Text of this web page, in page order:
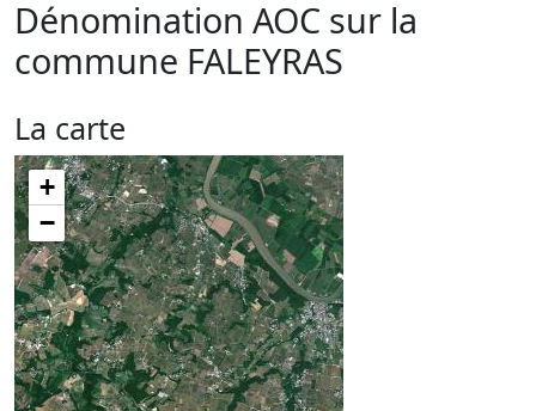
Dénomination AOC sur la
commune FALEYRAS
La carte
+
−